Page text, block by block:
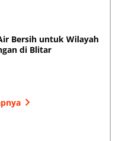
Bersih untuk Wilayah
di Blitar